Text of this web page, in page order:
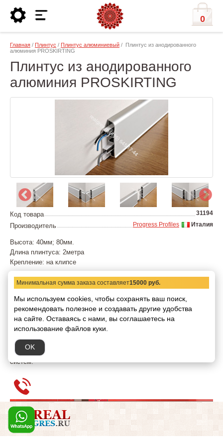
0
Главная / Плинтус / Плинтус алюминиевый / Плинтус из анодированного
алюминия PROSKIRTING
Плинтус из анодированного
алюминия PROSKIRTING
Код товара 31194
Производитель Италия
Progress Profiles
Высота: 40мм; 80мм.
Длина плинтуса: 2метра
Крепление: на клипсе
PKAA 40-2метра, алюминий анодированный серебро матовое
PROSKIRTING - инновационный плинтус из анодированного
алюминия, с кабельканалом. Разработан для решения различных
проблем, связанных с монтажом плинтуса и прокладки
электрических, компьютерных, телефонных кабелей и других
систем.
Минимальная сумма заказа составляет15000 руб.
Мы используем cookies, чтобы сохранять ваш поиск,
рекомендовать полезное и создавать другие удобства
на сайте. Оставаясь с нами, вы соглашаетесь на
использование файлов куки.
OK